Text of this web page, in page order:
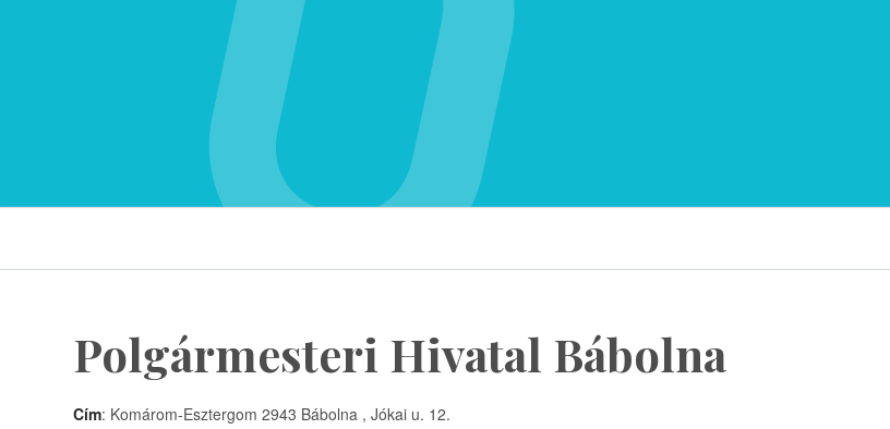
Polgármesteri Hivatal Bábolna
Cím: Komárom-Esztergom 2943 Bábolna , Jókai u. 12.